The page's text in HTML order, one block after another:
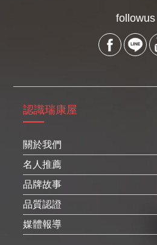
followus
認識瑞康屋
關於我們
名人推薦
品牌故事
品質認證
媒體報導